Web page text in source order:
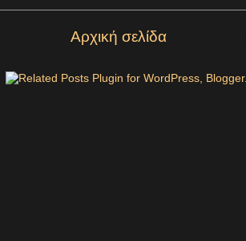
Αρχική σελίδα